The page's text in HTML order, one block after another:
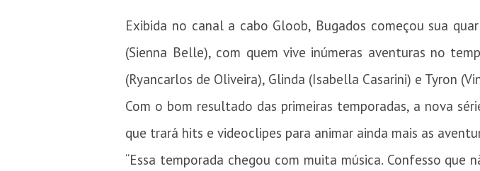
Exibida no canal a cabo Gloob, Bugados começou sua
(Sienna Belle), com quem vive inúmeras aventuras no
(Ryancarlos de Oliveira), Glinda (Isabella Casarini) e Tyron
Com o bom resultado das primeiras temporadas, a nova
que trará hits e videoclipes para animar ainda mais as
“Essa temporada chegou com muita música. Confesso